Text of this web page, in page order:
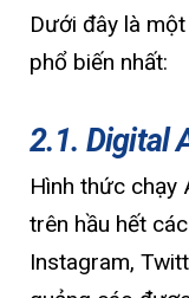
Dưới đây là
phổ biến nhất:
2.1. Digital
Hình thức chạy
trên hầu hết
Instagram,